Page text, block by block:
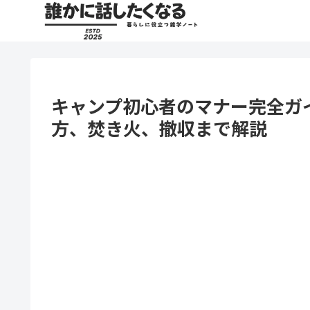
キャンプ初心者のマナー完全
方、焚き火、撤収まで解説